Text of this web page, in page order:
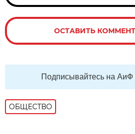
ОСТАВИТЬ
Подписывайтесь на АиФ
ОБЩЕСТВО